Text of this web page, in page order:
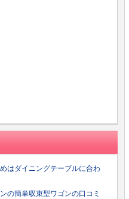
はダイニングテーブルに合わ
の簡単収束型ワゴンの口コミ